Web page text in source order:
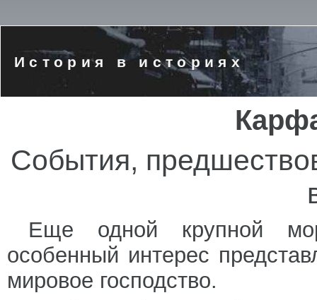
История в историях
События,
Еще одной крупной
особенный интерес
мировое господство.